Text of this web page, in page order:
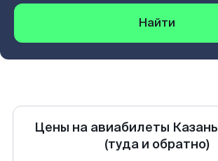
Найти
Цены на авиабилеты Казань
(туда и обратно)